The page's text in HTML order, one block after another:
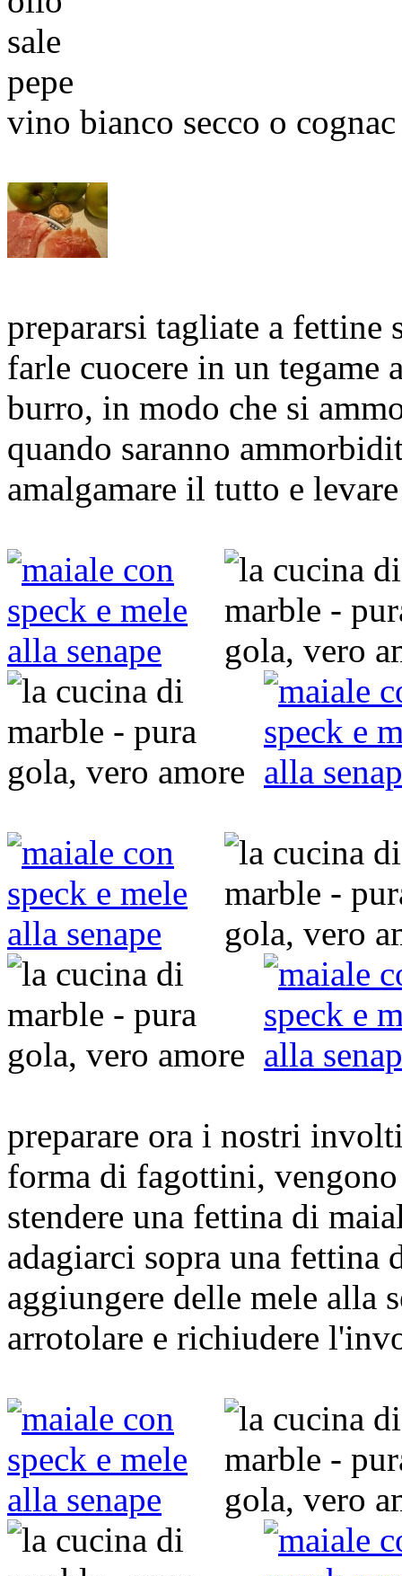
sale
pepe
vino bianco secco o
prepararsi tagliate a
farle cuocere in un tegame
burro, in modo che si
quando saranno
amalgamare il tutto e
preparare ora i nostri
forma di fagottini,
stendere una fettina di
adagiarci sopra una fettina
aggiungere delle mele alla
arrotolare e richiudere